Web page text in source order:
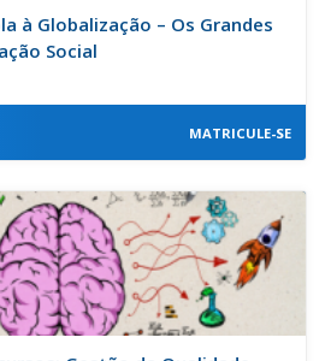
à Globalização – Os Grandes
Social
MATRICULE-SE